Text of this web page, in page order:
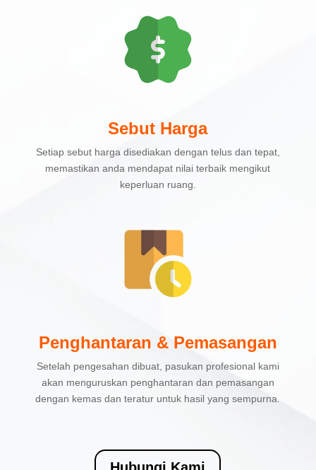
Sebut Harga
Setiap sebut harga disediakan dengan telus dan tepat,
memastikan anda mendapat nilai terbaik mengikut
keperluan ruang.
Penghantaran & Pemasangan
Setelah pengesahan dibuat, pasukan profesional kami
akan menguruskan penghantaran dan pemasangan
dengan kemas dan teratur untuk hasil yang sempurna.